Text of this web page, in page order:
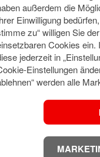
auf
hatten.
dass sich
besser als
dass das es
die
außerdem die
Einwilligung bedürfen,
zu“ willigen Sie
Cookies ein.
jederzeit in
Einstellungen
werden alle